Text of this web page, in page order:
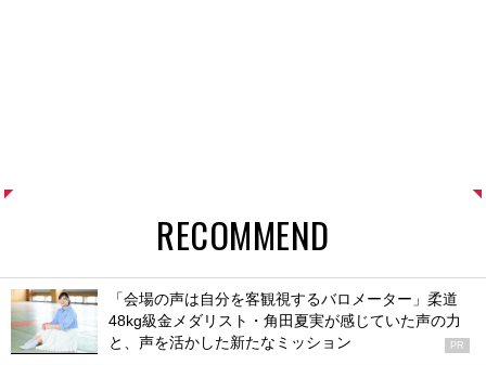
RECOMMEND
「会場の声は自分を客観視するバロメーター」柔道
48kg級金メダリスト・角田夏実が感じていた声の力
と、声を活かした新たなミッション
PR